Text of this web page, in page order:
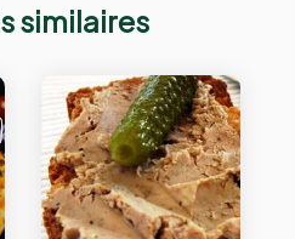
similaires